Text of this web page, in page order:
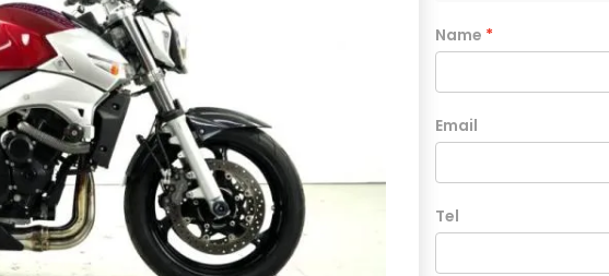
Name
Email
Tel